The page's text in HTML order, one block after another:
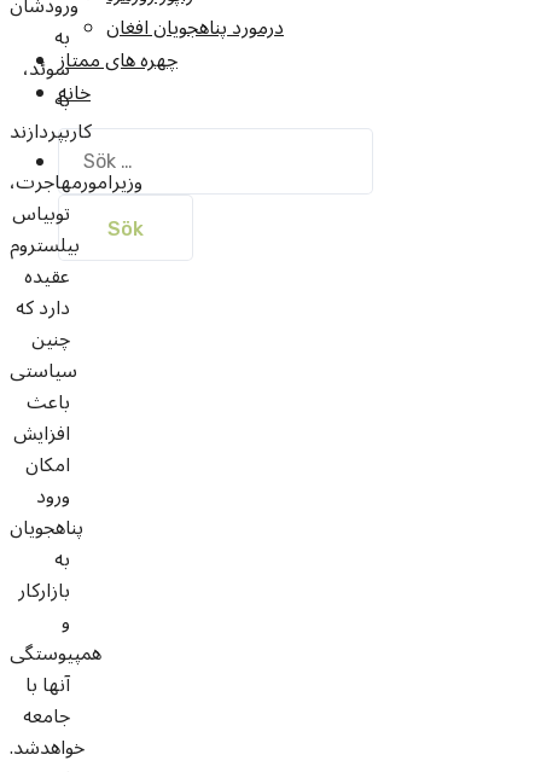
درمورد پناهجويان افغان
چهره های ممتاز
خانه
Sök
efter:
به
سوئد،
به
کاربپردازند
وزیرامورمهاجرت،
توبیاس
بیلستروم
عقیده
دارد که
چنین
سیاستی
باعث
افزایش
امکان
ورود
پناهجویان
به
بازارکار
و
همپیوستگی
آنها با
جامعه
خواهدشد.